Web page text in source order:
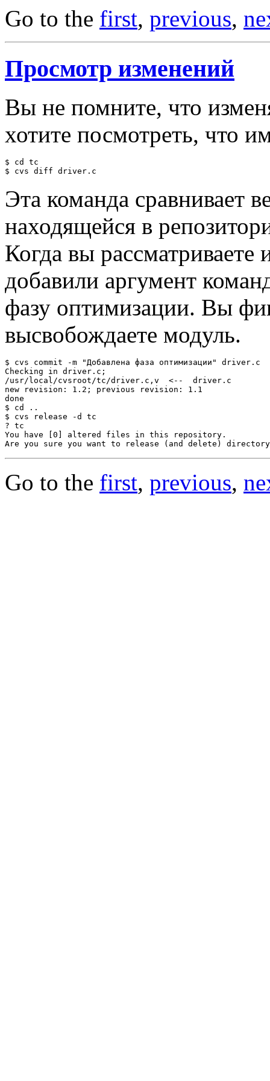
Go to the first, previous,
Просмотр изменений
Вы не помните, что
хотите посмотреть, что
$ cd tc
Эта команда сравнивает
находящейся в
Когда вы
добавили аргумент
фазу оптимизации. Вы
высвобождаете модуль.
$ cvs commit -m "Добавлена фаза оптимизации" driver.c
Checking in driver.c;
/usr/local/cvsroot/tc/driver.c,v  <--  driver.c
new revision: 1.2; previous revision: 1.1
done
$ cd ..
$ cvs release -d tc
? tc
You have [0] altered files in this repository.
Go to the first, previous,